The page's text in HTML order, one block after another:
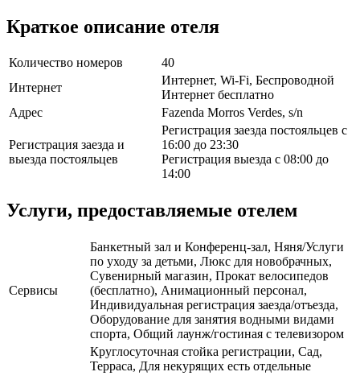
Краткое описание отеля
Количество номеров
40
Интернет
Интернет, Wi-Fi, Беспроводной
Интернет бесплатно
Адрес
Fazenda Morros Verdes, s/n
Регистрация заезда и
выезда постояльцев
Регистрация заезда постояльцев с
16:00 до 23:30
Регистрация выезда с 08:00 до
14:00
Услуги, предоставляемые отелем
Сервисы
Банкетный зал и Конференц-зал, Няня/Услуги
по уходу за детьми, Люкс для новобрачных,
Сувенирный магазин, Прокат велосипедов
(бесплатно), Анимационный персонал,
Индивидуальная регистрация заезда/отъезда,
Оборудование для занятия водными видами
спорта, Общий лаунж/гостиная с телевизором
Круглосуточная стойка регистрации, Сад,
Терраса, Для некурящих есть отдельные